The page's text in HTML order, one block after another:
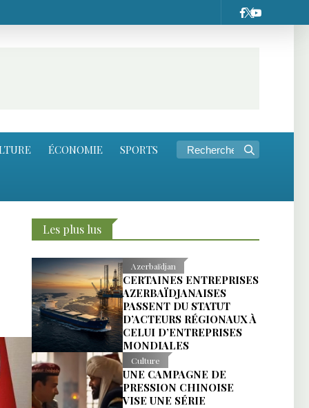
ÉCONOMIE SPORTS
Les plus lus
Azerbaïdjan
CERTAINES ENTREPRISES
AZERBAÏDJANAISES
PASSENT DU STATUT
D’ACTEURS RÉGIONAUX À
CELUI D’ENTREPRISES
MONDIALES
Culture
UNE CAMPAGNE DE
PRESSION CHINOISE
VISE UNE SÉRIE